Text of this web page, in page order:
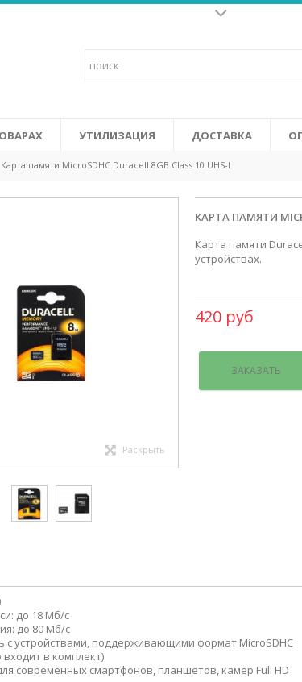
щелочных батареек и
вашу жизнь к
от солнечных батарей в
Power Certifi cation System).
последних
объединяют
УТИЛИЗАЦИЯ ДОСТАВКА
Карта памяти MicroSDHC Duracell 8GB Class 10 UHS-I
Раскрыть
КАРТА ПАМЯТИ
Карта памяти
устройствах.
420 руб
ЗАКАЗАТЬ
до 18 Мб/с
до 80 Мб/с
с устройствами, поддерживающими формат MicroSDHC
входит в комплект)
современных смартфонов, планшетов, камер Full HD